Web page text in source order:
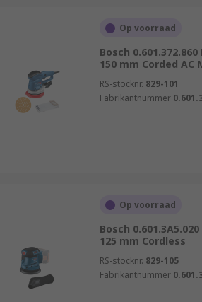
Op voorraad
Bosch 0.601.372.860
150 mm Corded AC
RS-stocknr. 829-101
Fabrikantnummer
Op voorraad
Bosch 0.601.3A5.020
125 mm Cordless
RS-stocknr. 829-105
Fabrikantnummer